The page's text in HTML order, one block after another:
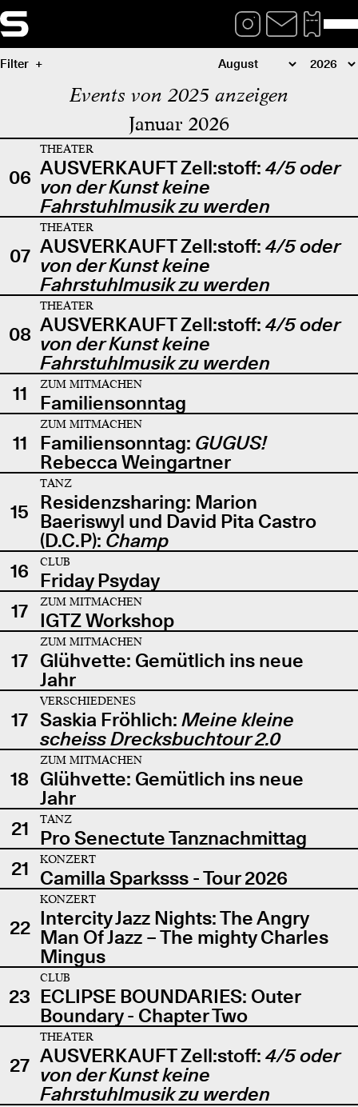
Filter
Events von 2025 anzeigen
Januar 2026
06
THEATER
AUSVERKAUFT Zell:stoff: 4/5 oder
von der Kunst keine
Fahrstuhlmusik zu werden
07
THEATER
AUSVERKAUFT Zell:stoff: 4/5 oder
von der Kunst keine
Fahrstuhlmusik zu werden
08
THEATER
AUSVERKAUFT Zell:stoff: 4/5 oder
von der Kunst keine
Fahrstuhlmusik zu werden
11
ZUM MITMACHEN
Familiensonntag
11
ZUM MITMACHEN
Familiensonntag: GUGUS!
Rebecca Weingartner
15
TANZ
Residenzsharing: Marion
Baeriswyl und David Pita Castro
(D.C.P): Champ
16
CLUB
Friday Psyday
17
ZUM MITMACHEN
IGTZ Workshop
17
ZUM MITMACHEN
Glühvette: Gemütlich ins neue
Jahr
17
VERSCHIEDENES
Saskia Fröhlich: Meine kleine
scheiss Drecksbuchtour 2.0
18
ZUM MITMACHEN
Glühvette: Gemütlich ins neue
Jahr
21
TANZ
Pro Senectute Tanznachmittag
21
KONZERT
Camilla Sparksss - Tour 2026
22
KONZERT
Intercity Jazz Nights: The Angry
Man Of Jazz – The mighty Charles
Mingus
23
CLUB
ECLIPSE BOUNDARIES: Outer
Boundary - Chapter Two
27
THEATER
AUSVERKAUFT Zell:stoff: 4/5 oder
von der Kunst keine
Fahrstuhlmusik zu werden